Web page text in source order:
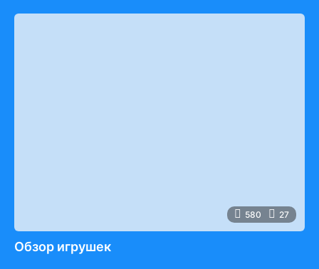
580 27
Обзор игрушек